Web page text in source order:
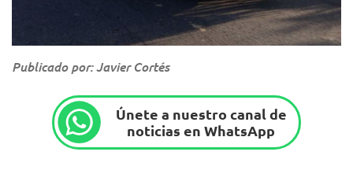
Publicado por: Javier Cortés
Únete a nuestro canal de
noticias en WhatsApp